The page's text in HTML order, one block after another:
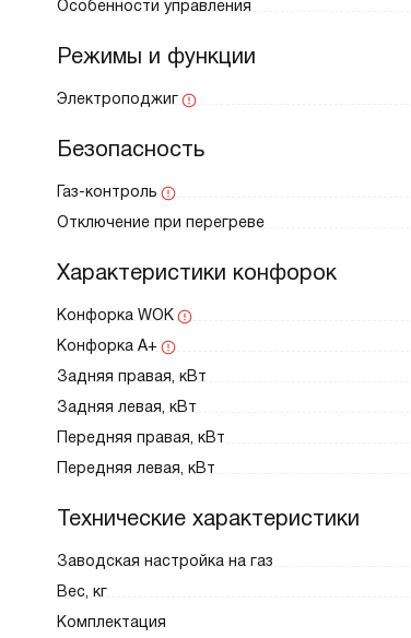
Особенности управления
Режимы и функции
Электроподжиг
Безопасность
Газ-контроль
Отключение при перегреве
Характеристики конфорок
Конфорка WOK
Конфорка A+
Задняя правая, кВт
Задняя левая, кВт
Передняя правая, кВт
Передняя левая, кВт
Технические характеристики
Заводская настройка на газ
Вес, кг
Комплектация